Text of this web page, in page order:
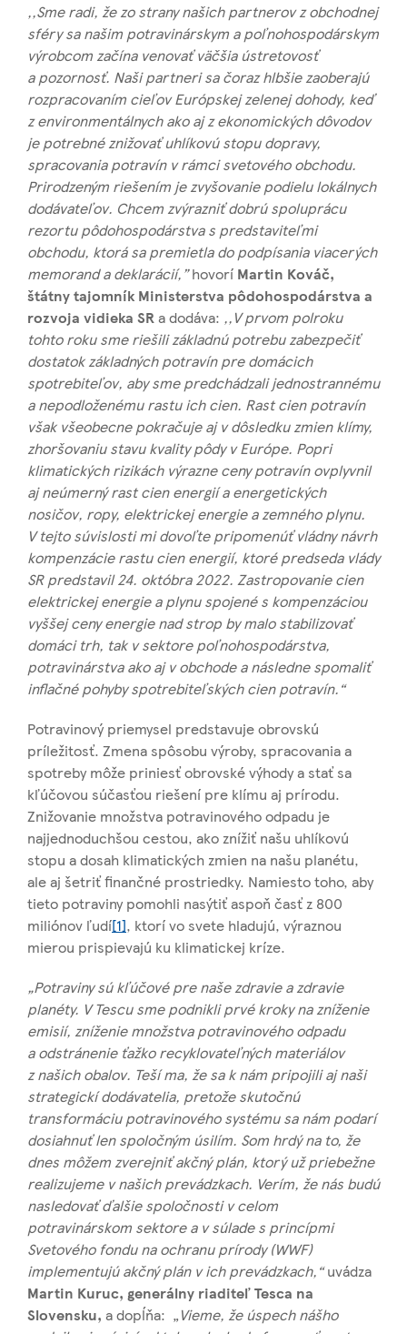
,,Sme radi, že zo strany našich partnerov z obchodnej
sféry sa našim potravinárskym a poľnohospodárskym
výrobcom začína venovať väčšia ústretovosť
a pozornosť. Naši partneri sa čoraz hlbšie zaoberajú
rozpracovaním cieľov Európskej zelenej dohody, keď
z environmentálnych ako aj z ekonomických dôvodov
je potrebné znižovať uhlíkovú stopu dopravy,
spracovania potravín v rámci svetového obchodu.
Prirodzeným riešením je zvyšovanie podielu lokálnych
dodávateľov. Chcem zvýrazniť dobrú spoluprácu
rezortu pôdohospodárstva s predstaviteľmi
obchodu, ktorá sa premietla do podpísania viacerých
memorand a deklarácií,”hovorí Martin Kováč,
štátny tajomník Ministerstva pôdohospodárstva a
rozvoja vidieka SRa dodáva: ,,V prvom polroku
tohto roku sme riešili základnú potrebu zabezpečiť
dostatok základných potravín pre domácich
spotrebiteľov, aby sme predchádzali jednostrannému
a nepodloženému rastu ich cien. Rast cien potravín
však všeobecne pokračuje aj v dôsledku zmien klímy,
zhoršovaniu stavu kvality pôdy v Európe. Popri
klimatických rizikách výrazne ceny potravín ovplyvnil
aj neúmerný rast cien energií a energetických
nosičov, ropy, elektrickej energie a zemného plynu.
V tejto súvislosti mi dovoľte pripomenúť vládny návrh
kompenzácie rastu cien energií, ktoré predseda vlády
SR predstavil 24. októbra 2022. Zastropovanie cien
elektrickej energie a plynu spojené s kompenzáciou
vyššej ceny energie nad strop by malo stabilizovať
domáci trh, tak v sektore poľnohospodárstva,
potravinárstva ako aj v obchode a následne spomaliť
inflačné pohyby spotrebiteľských cien potravín.“
Potravinový priemysel predstavuje obrovskú
príležitosť. Zmena spôsobu výroby, spracovania a
spotreby môže priniesť obrovské výhody a stať sa
kľúčovou súčasťou riešení pre klímu aj prírodu.
Znižovanie množstva potravinového odpadu je
najjednoduchšou cestou, ako znížiť našu uhlíkovú
stopu a dosah klimatických zmien na našu planétu,
ale aj šetriť finančné prostriedky. Namiesto toho, aby
tieto potraviny pomohli nasýtiť aspoň časť z 800
miliónov ľudí[1], ktorí vo svete hladujú, výraznou
mierou prispievajú ku klimatickej kríze.
„Potraviny sú kľúčové pre naše zdravie a zdravie
planéty. V Tescu sme podnikli prvé kroky na zníženie
emisií, zníženie množstva potravinového odpadu
a odstránenie ťažko recyklovateľných materiálov
z našich obalov. Teší ma, že sa k nám pripojili aj naši
strategickí dodávatelia, pretože skutočnú
transformáciu potravinového systému sa nám podarí
dosiahnuť len spoločným úsilím. Som hrdý na to, že
dnes môžem zverejniť akčný plán, ktorý už priebežne
realizujeme v našich prevádzkach. Verím, že nás budú
nasledovať ďalšie spoločnosti v celom
potravinárskom sektore a v súlade s princípmi
Svetového fondu na ochranu prírody (WWF)
implementujú akčný plán v ich prevádzkach,“uvádza
Martin Kuruc, generálny riaditeľ Tesca na
Slovensku, a dopĺňa: „Vieme, že úspech nášho